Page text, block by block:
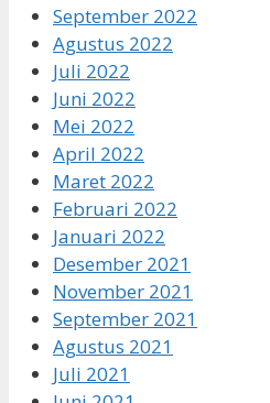
September 2022
Agustus 2022
Juli 2022
Juni 2022
Mei 2022
April 2022
Maret 2022
Februari 2022
Januari 2022
Desember 2021
November 2021
September 2021
Agustus 2021
Juli 2021